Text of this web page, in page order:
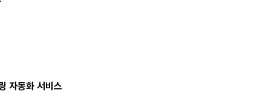
자동화 서비스